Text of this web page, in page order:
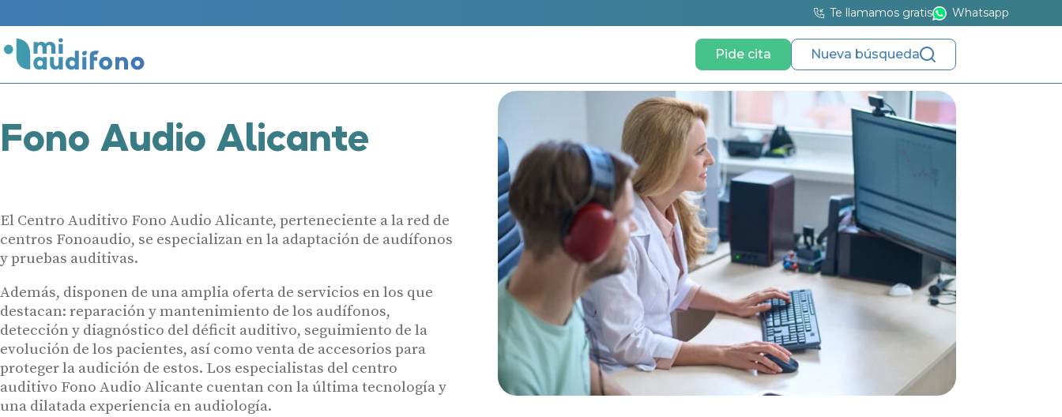
Te llamamos gratis Whatsapp
Pide cita Nueva búsqueda
Fono Audio Alicante
El Centro Auditivo Fono Audio Alicante, perteneciente a la red de
centros Fonoaudio, se especializan en la adaptación de audífonos
y pruebas auditivas.
Además, disponen de una amplia oferta de servicios en los que
destacan: reparación y mantenimiento de los audífonos,
detección y diagnóstico del déficit auditivo, seguimiento de la
evolución de los pacientes, así como venta de accesorios para
proteger la audición de estos. Los especialistas del centro
auditivo Fono Audio Alicante cuentan con la última tecnología y
una dilatada experiencia en audiología.